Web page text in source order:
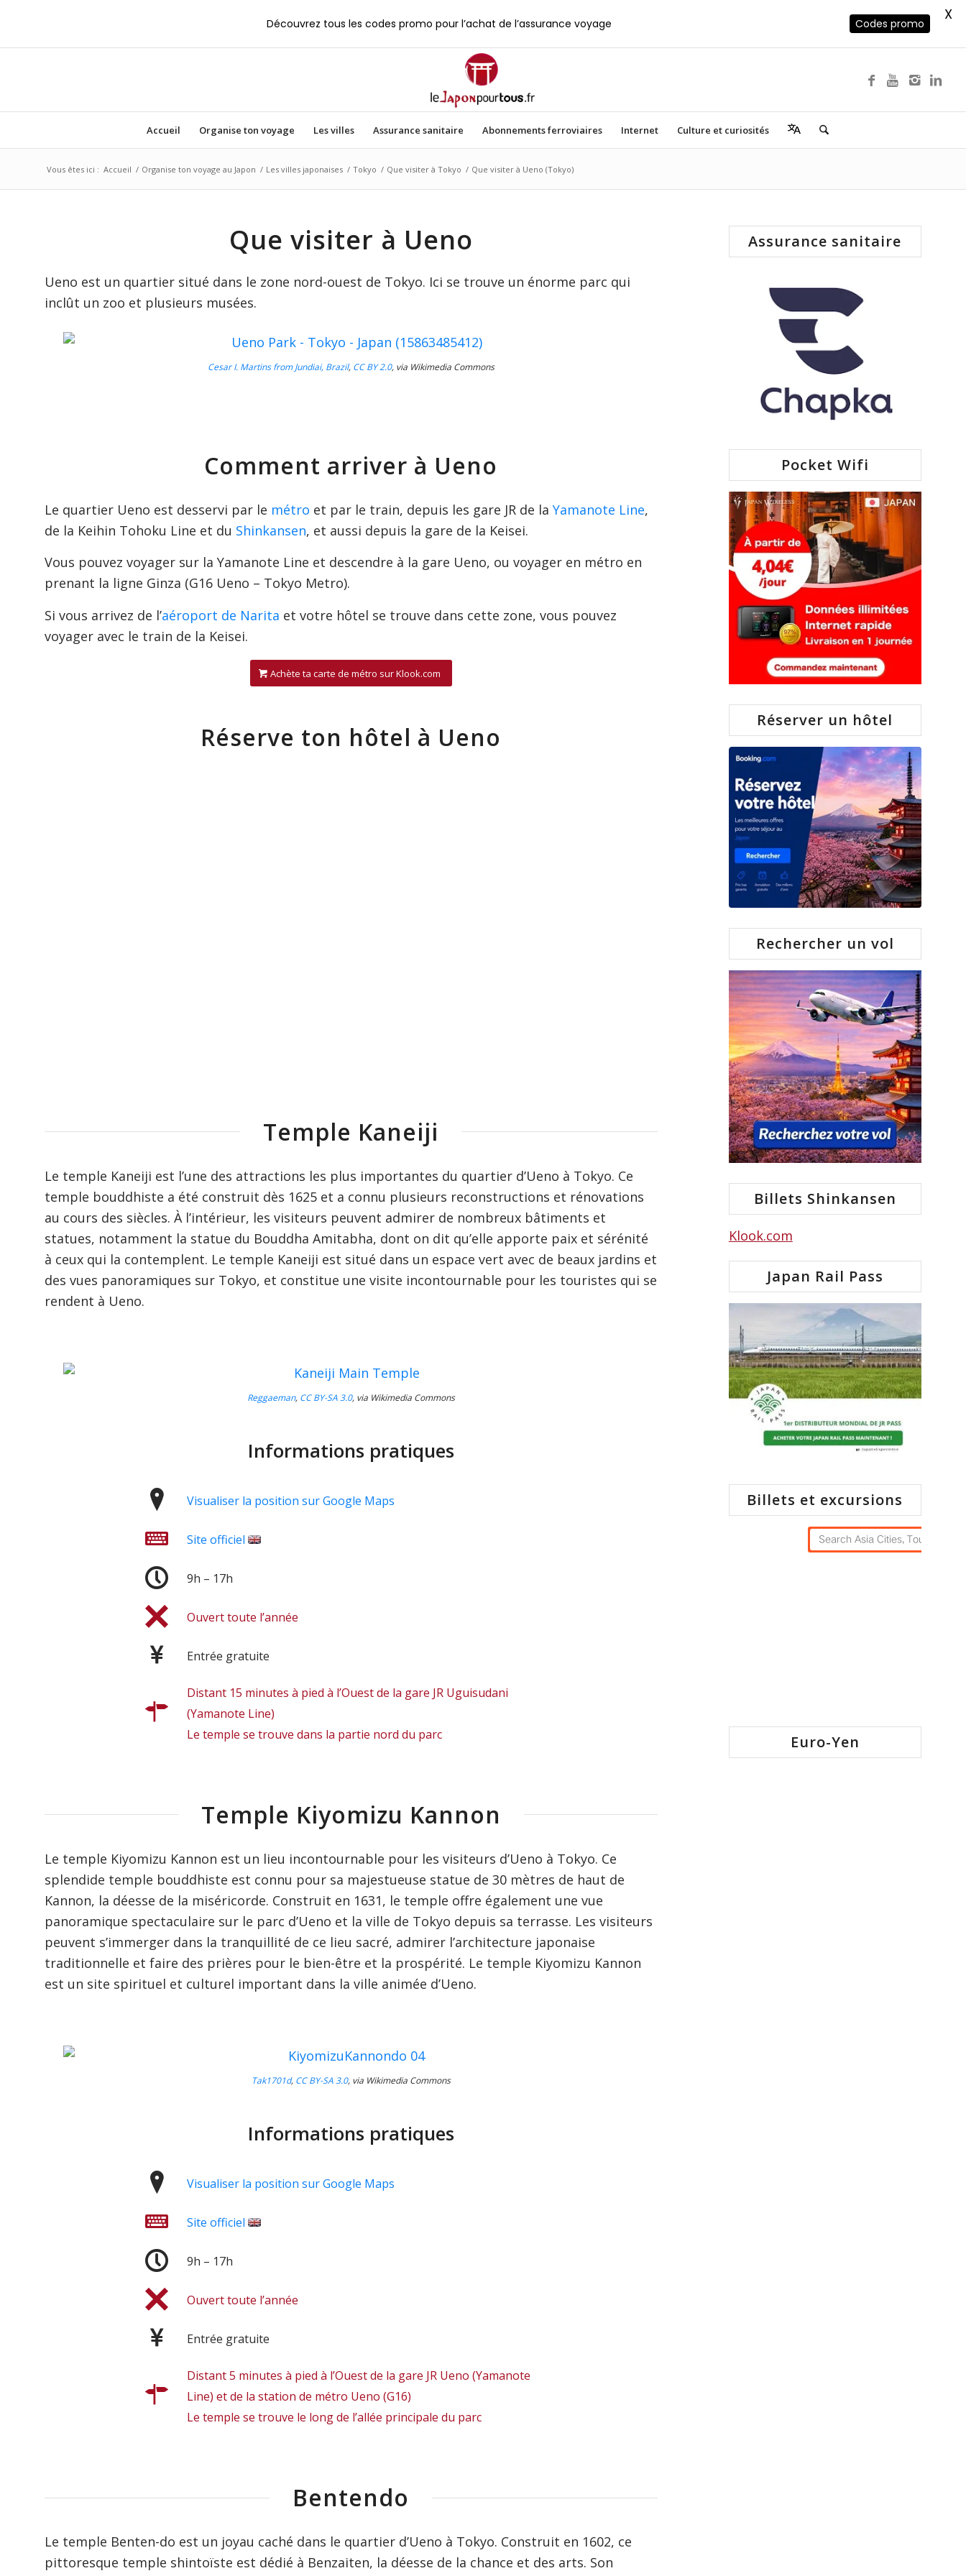
Accueil Organise ton voyage Les villes Assurance sanitaire Abonnements ferroviaires Internet Culture et curiosités
Vous êtes ici : Accueil / Organise ton voyage au Japon / Les villes japonaises / Tokyo / Que visiter à Tokyo / Que visiter à Ueno (Tokyo)
Que visiter à Ueno
Ueno est un quartier situé dans le zone nord-ouest de Tokyo. Ici se trouve un énorme parc qui
inclût un zoo et plusieurs musées.
Cesar I. Martins from Jundiai, Brazil, CC BY 2.0, via Wikimedia Commons
Comment arriver à Ueno
Le quartier Ueno est desservi par le métro et par le train, depuis les gare JR de la Yamanote Line,
de la Keihin Tohoku Line et du Shinkansen, et aussi depuis la gare de la Keisei.
Vous pouvez voyager sur la Yamanote Line et descendre à la gare Ueno, ou voyager en métro en
prenant la ligne Ginza (G16 Ueno – Tokyo Metro).
Si vous arrivez de l’aéroport de Narita et votre hôtel se trouve dans cette zone, vous pouvez
voyager avec le train de la Keisei.
Achète ta carte de métro sur Klook.com
Réserve ton hôtel à Ueno
Temple Kaneiji
Le temple Kaneiji est l’une des attractions les plus importantes du quartier d’Ueno à Tokyo. Ce
temple bouddhiste a été construit dès 1625 et a connu plusieurs reconstructions et rénovations
au cours des siècles. À l’intérieur, les visiteurs peuvent admirer de nombreux bâtiments et
statues, notamment la statue du Bouddha Amitabha, dont on dit qu’elle apporte paix et sérénité
à ceux qui la contemplent. Le temple Kaneiji est situé dans un espace vert avec de beaux jardins et
des vues panoramiques sur Tokyo, et constitue une visite incontournable pour les touristes qui se
rendent à Ueno.
Reggaeman, CC BY-SA 3.0, via Wikimedia Commons
Informations pratiques
Visualiser la position sur Google Maps
Site officiel
9h – 17h
Ouvert toute l’année
Entrée gratuite
Distant 15 minutes à pied à l’Ouest de la gare JR Uguisudani
(Yamanote Line)
Le temple se trouve dans la partie nord du parc
Temple Kiyomizu Kannon
Le temple Kiyomizu Kannon est un lieu incontournable pour les visiteurs d’Ueno à Tokyo. Ce
splendide temple bouddhiste est connu pour sa majestueuse statue de 30 mètres de haut de
Kannon, la déesse de la miséricorde. Construit en 1631, le temple offre également une vue
panoramique spectaculaire sur le parc d’Ueno et la ville de Tokyo depuis sa terrasse. Les visiteurs
peuvent s’immerger dans la tranquillité de ce lieu sacré, admirer l’architecture japonaise
traditionnelle et faire des prières pour le bien-être et la prospérité. Le temple Kiyomizu Kannon
est un site spirituel et culturel important dans la ville animée d’Ueno.
Tak1701d, CC BY-SA 3.0, via Wikimedia Commons
Informations pratiques
Visualiser la position sur Google Maps
Site officiel
9h – 17h
Ouvert toute l’année
Entrée gratuite
Distant 5 minutes à pied à l’Ouest de la gare JR Ueno (Yamanote
Line) et de la station de métro Ueno (G16)
Le temple se trouve le long de l’allée principale du parc
Bentendo
Le temple Benten-do est un joyau caché dans le quartier d’Ueno à Tokyo. Construit en 1602, ce
pittoresque temple shintoïste est dédié à Benzaiten, la déesse de la chance et des arts. Son
Assurance sanitaire
Pocket Wifi
Réserver un hôtel
Rechercher un vol
Billets Shinkansen
Klook.com
Japan Rail Pass
Billets et excursions
Euro-Yen
Découvrez tous les codes promo pour l’achat de l’assurance voyage Codes promo
X